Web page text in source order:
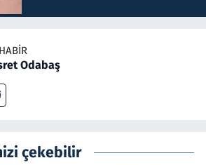
Odabaş
çekebilir